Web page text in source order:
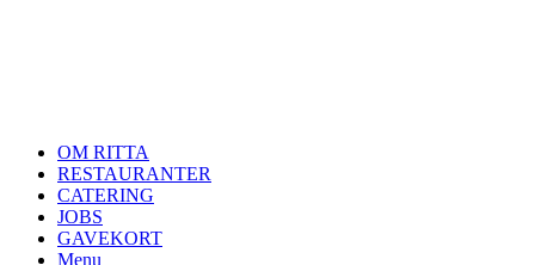
Close
Menu
OM RITTA
RESTAURANTER
CATERING
JOBS
GAVEKORT
Menu